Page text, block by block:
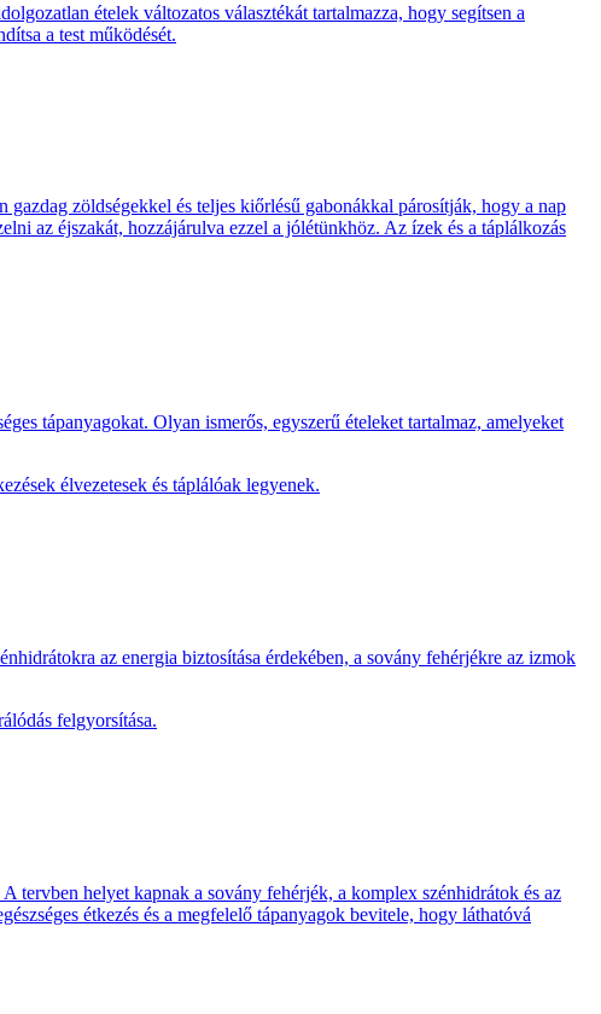
ételek változatos választékát tartalmazza, hogy segítsen a
a test működését.
gazdag zöldségekkel és teljes kiőrlésű gabonákkal párosítják, hogy a nap
az éjszakát, hozzájárulva ezzel a jólétünkhöz. Az ízek és a táplálkozás
tápanyagokat. Olyan ismerős, egyszerű ételeket tartalmaz, amelyeket
élvezetesek és táplálóak legyenek.
az energia biztosítása érdekében, a sovány fehérjékre az izmok
felgyorsítása.
tervben helyet kapnak a sovány fehérjék, a komplex szénhidrátok és az
étkezés és a megfelelő tápanyagok bevitele, hogy láthatóvá